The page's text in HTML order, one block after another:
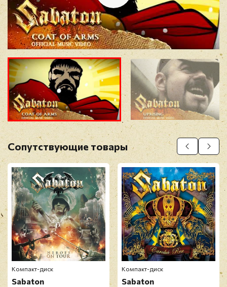
Отзыв*
Прикрепить фото
Оставить отзыв
Перед публикацией отзывы проходят
модерацию
Сопутствующие товары
Компакт-диск
Sabaton
Компакт-диск
Sabaton